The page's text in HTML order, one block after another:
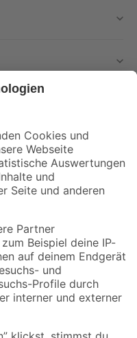
mehr verpassen!